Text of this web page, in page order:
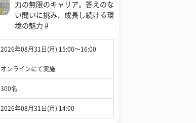
力の無限のキャリア。答えのな
い問いに挑み、成長し続ける環
境の魅力 #
2026年08月31日(月) 15:00〜16:00
オンラインにて実施
300名
2026年08月31日(月) 14:00